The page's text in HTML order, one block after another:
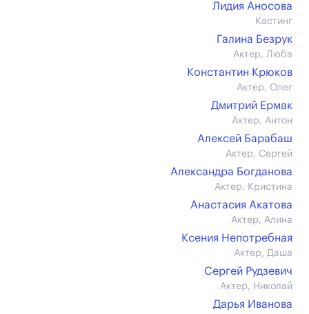
Лидия Аносова
Кастинг
Галина Безрук
Актер, Люба
Константин Крюков
Актер, Олег
Дмитрий Ермак
Актер, Антон
Алексей Барабаш
Актер, Сергей
Александра Богданова
Актер, Кристина
Анастасия Акатова
Актер, Алина
Ксения Непотребная
Актер, Даша
Сергей Рудзевич
Актер, Николай
Дарья Иванова